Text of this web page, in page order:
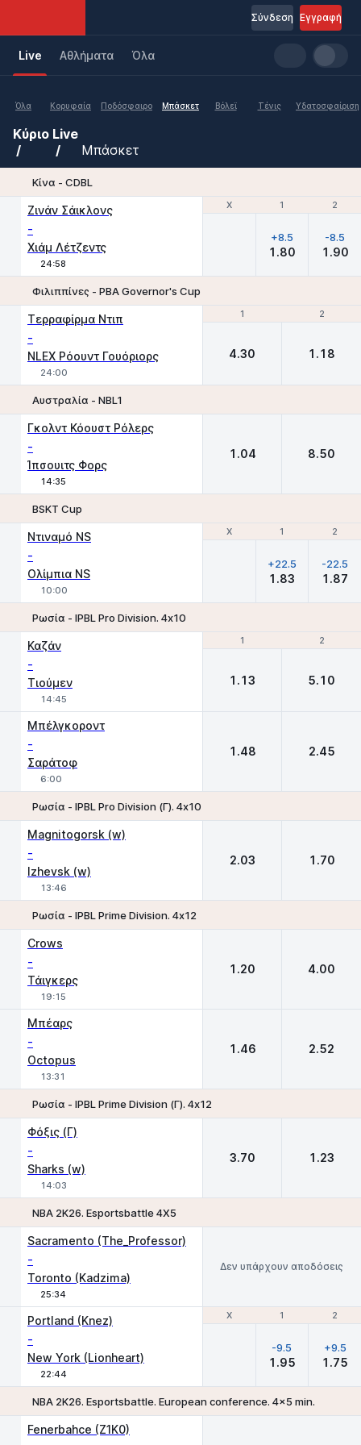
Εγγραφή
Σύνδεση
Live Aθλήματα Όλα
Όλα Κορυφαία Ποδόσφαιρο Μπάσκετ Βόλεϊ Τένις Υδατοσφαίριση
Κύριο Live
Μπάσκετ
Κίνα - CDBL
Χ 1 2
Ζινάν Σάικλονς
-
Χιάμ Λέτζεντς
24:58
Χ 1 2
+8.5
1.80
-8.5
1.90
Φιλιππίνες - ΡΒΑ Governor's Cup
1 2
Τερραφίρμα Ντιπ
-
NLEX Ρόουντ Γουόριορς
24:00
1 2
4.30 1.18
Αυστραλία - NBL1
Γκολντ Κόουστ Ρόλερς
-
Ίπσουιτς Φορς
14:35
1.04 8.50
BSKT Cup
Χ 1 2
Ντιναμό NS
-
Ολίμπια NS
10:00
Χ 1 2
+22.5
1.83
-22.5
1.87
Ρωσία - IPBL Pro Division. 4х10
1 2
Καζάν
-
Τιούμεν
14:45
1 2
1.13 5.10
Μπέλγκοροντ
-
Σαράτοφ
6:00
1.48 2.45
Ρωσία - IPBL Pro Division (Γ). 4х10
Magnitogorsk (w)
-
Izhevsk (w)
13:46
2.03 1.70
Ρωσία - IPBL Prime Division. 4х12
Crows
-
Τάιγκερς
19:15
1.20 4.00
Μπέαρς
-
Octopus
13:31
1.46 2.52
Ρωσία - IPBL Prime Division (Γ). 4х12
Φόξις (Γ)
-
Sharks (w)
14:03
3.70 1.23
NBA 2K26. Esportsbattle 4Х5
Sacramento (The_Professor)
-
Toronto (Kadzima)
25:34
Δεν υπάρχουν αποδόσεις
Χ 1 2
Portland (Knez)
-
New York (Lionheart)
22:44
Χ 1 2
-9.5
1.95
+9.5
1.75
NBA 2K26. Esportsbattle. European conference. 4x5 min.
Fenerbahce (Z1K0)